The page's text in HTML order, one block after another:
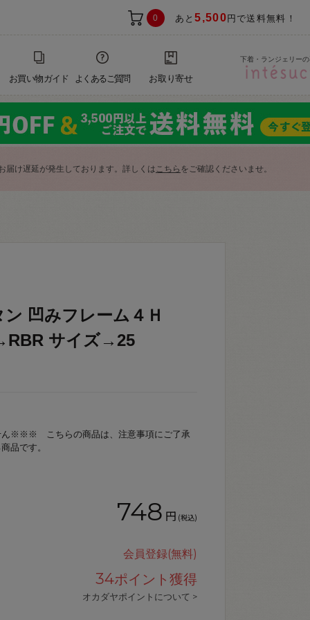
0 あと5,500 円で送料無料！
お買い物ガイド よくあるご質問 お取り寄せ
下着・ランジェリー
届け遅延が発生しております。詳しくはこちら をご確認くださいませ。
凹みフレーム４Ｈ
サイズ→25
※※※ こちらの商品は、注意事項にご了承
品です。
748 円 (税込)
会員登録(無料)
34ポイント獲得
オカダヤポイントについて >